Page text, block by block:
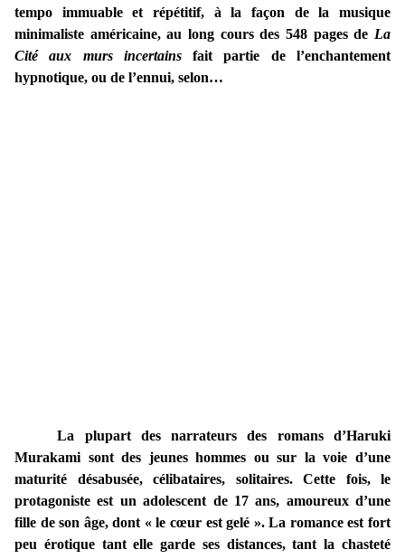
tempo immuable et répétitif, à la façon de la musique
minimaliste américaine, au long cours des 548 pages de La
Cité aux murs incertainsfait partie de l’enchantement
hypnotique, ou de l’ennui, selon…
La plupart des narrateurs des romans d’Haruki
Murakami sont des jeunes hommes ou sur la voie d’une
maturité désabusée, célibataires, solitaires.
Cette fois, le
protagoniste est un adolescent de 17 ans, amoureux d’une
fille de son âge, dont « le cœur est gelé ». La romance est fort
peu érotique tant elle garde ses distances, tant la chasteté